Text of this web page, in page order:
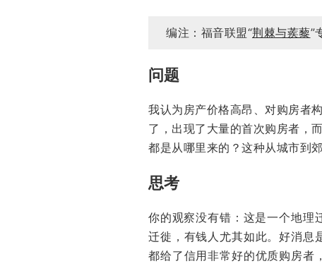
编注：福音联盟“荆棘与蒺藜”
问题
我认为房产价格高昂、对购房者
了，出现了大量的首次购房者，
都是从哪里来的？这种从城市到
思考
你的观察没有错：这是一个地理
迁徙，有钱人尤其如此。好消息
都给了信用非常好的优质购房者